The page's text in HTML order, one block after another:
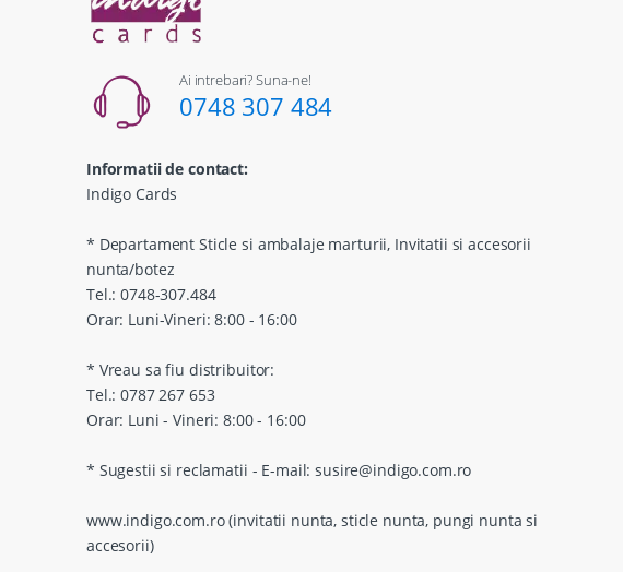
Ai intrebari? Suna-ne!
0748 307 484
Informatii de contact:
Indigo Cards
* Departament Sticle si ambalaje marturii, Invitatii si accesorii
nunta/botez
Tel.: 0748-307.484
Orar: Luni-Vineri: 8:00 - 16:00
* Vreau sa fiu distribuitor:
Tel.: 0787 267 653
Orar: Luni - Vineri: 8:00 - 16:00
* Sugestii si reclamatii - E-mail: susire@indigo.com.ro
www.indigo.com.ro (invitatii nunta, sticle nunta, pungi nunta si
accesorii)